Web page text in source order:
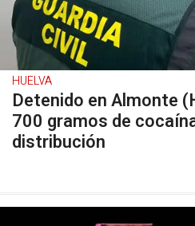
HUELVA
Detenido en Almonte
700 gramos de
distribución